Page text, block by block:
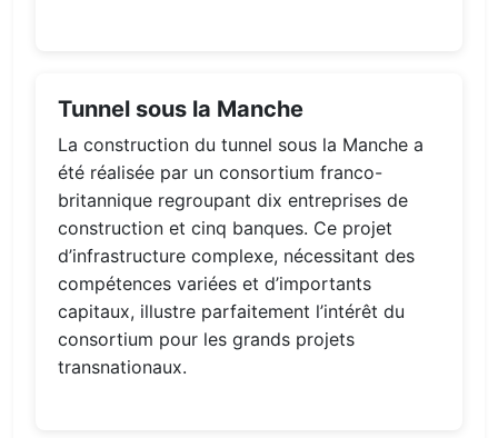
Tunnel sous la Manche
La construction du tunnel sous la Manche a
été réalisée par un consortium franco-
britannique regroupant dix entreprises de
construction et cinq banques. Ce projet
d’infrastructure complexe, nécessitant des
compétences variées et d’importants
capitaux, illustre parfaitement l’intérêt du
consortium pour les grands projets
transnationaux.